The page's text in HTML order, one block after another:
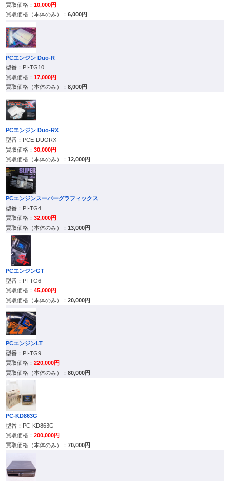
10,000円
6,000円
PCエンジン Duo-R
PI-TG10
17,000円
8,000円
PCエンジン Duo-RX
PCE-DUORX
30,000円
12,000円
PCエンジンスーパーグラフィックス
PI-TG4
32,000円
13,000円
PCエンジンGT
PI-TG6
45,000円
20,000円
PCエンジンLT
PI-TG9
220,000円
80,000円
PC-KD863G
PC-KD863G
200,000円
70,000円